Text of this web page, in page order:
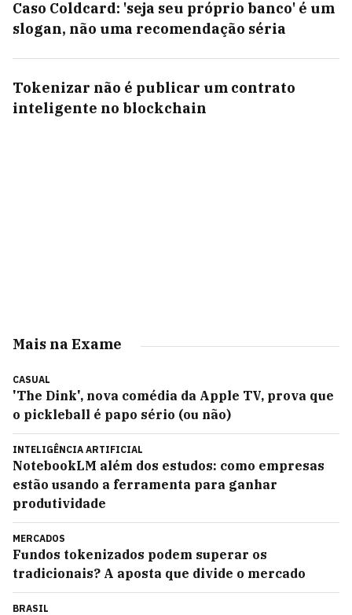
Caso Coldcard: 'seja seu próprio banco' é um
slogan, não uma recomendação séria
Tokenizar não é publicar um contrato
inteligente no blockchain
Mais na Exame
CASUAL
'The Dink', nova comédia da Apple TV, prova que
o pickleball é papo sério (ou não)
INTELIGÊNCIA ARTIFICIAL
NotebookLM além dos estudos: como empresas
estão usando a ferramenta para ganhar
produtividade
MERCADOS
Fundos tokenizados podem superar os
tradicionais? A aposta que divide o mercado
BRASIL